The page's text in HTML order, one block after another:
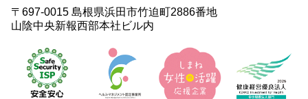
〒697-0015 島根県浜田市竹迫町2886番地
山陰中央新報西部本社ビル内